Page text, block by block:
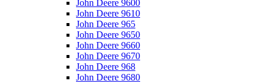
John Deere 9600
John Deere 9610
John Deere 965
John Deere 9650
John Deere 9660
John Deere 9670
John Deere 968
John Deere 9680